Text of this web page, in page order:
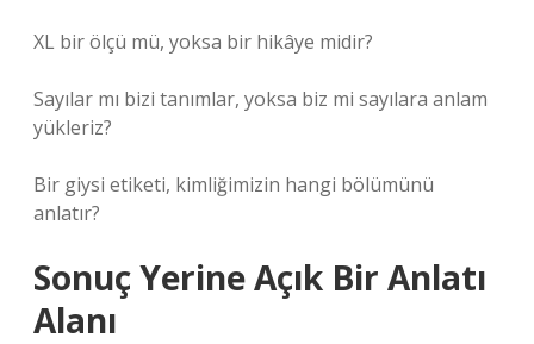
XL bir ölçü mü, yoksa bir hikâye midir?
Sayılar mı bizi tanımlar, yoksa biz mi sayılara anlam
yükleriz?
Bir giysi etiketi, kimliğimizin hangi bölümünü
anlatır?
Sonuç Yerine Açık Bir Anlatı
Alanı